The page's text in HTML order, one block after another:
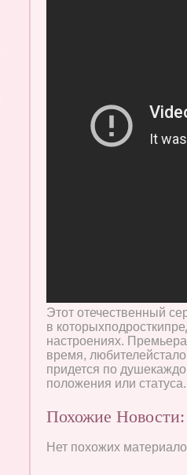
Этот отечественный
в
настроениях.
время,
придется по
положения или статуса.
Похожие Новости:
Нет похожих